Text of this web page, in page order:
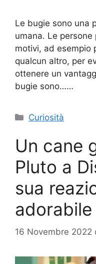
Le bugie sono una
umana. Le
motivi, ad esempio
qualcun altro, per
ottenere un
bugie sono……
Categorie
Curiosità
Un cane
Pluto a
sua
adorabile
16 Novembre 2022